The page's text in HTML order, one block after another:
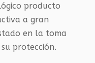
producto
a gran
en la toma
protección.